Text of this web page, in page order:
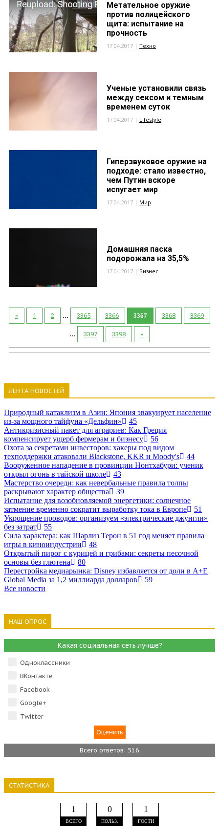
Метательное оружие
против полицейского
щита: испытание на
прочность
17.04.2017 | Техно
Ученые установили связь
между сексом и темным
временем суток
17.04.2017 | Lifestyle
Гиперзвуковое оружие на
подходе: стало известно,
чем Путин вскоре
испугает мир
17.04.2017 | Мир
Домашняя паска
подорожала на 35,5%
17.04.2017 | Бизнес
« 1 2 ... 3365 3366 3367 3368 3369
... 3397 3398 »
ЛЕНТА НОВОСТЕЙ
Природный катаклизм в Азии: Япония эвакуирует население
из-за мощного тайфуна «Дельфин»
45
Антикризисный пакет для аграриев: Как Греция
компенсирует ущерб фермерам и бизнесу
56
Охота за секретами инвесторов: хакеры под видом
техподдержки атаковали Blackstone, KKR и Moody's
44
Вооруженное нападение в провинции Нонтхабури: ученик
открыл огонь в тайской школе
43
Мастерство очереди: как невербальные правила толпы
раскрывают характер общества
39
Испытание для возобновляемой энергетики: солнечное
затмение временно сократит выработку тока в Европе
51
Укрощение проводов: организуем «электрические джунгли»
без затрат
55
Сила характера: как Шарлиз Терон в 51 год меняет правила
игры в киноиндустрии
48
Открытый пирог с курицей и грибами: секреты песочной
основы без глютена
80
Перестройка медиарынка: Disney избавляется от доли в A+E
Global Media за 1,2 миллиарда долларов
59
Все новости
НАШ ОПРОС
Какая социальная сеть лучше?
Одноклассники
ВКонтакте
Facebook
Google+
Тwitter
Всего ответов: 516
СТАТИСТИКА
1
ВСЕГО
0
ПОЛЬЗ.
1
ГОСТИ